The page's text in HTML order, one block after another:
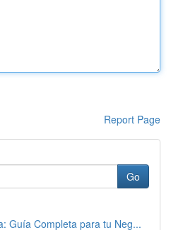
Report Page
Go
Guía Completa para tu Neg...